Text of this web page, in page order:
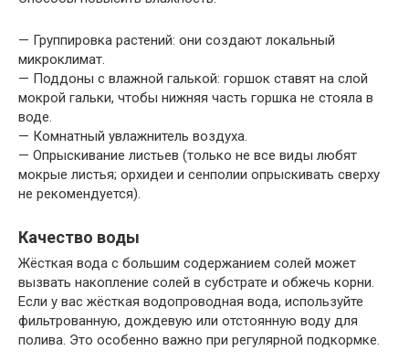
— Группировка растений: они создают локальный
микроклимат.
— Поддоны с влажной галькой: горшок ставят на слой
мокрой гальки, чтобы нижняя часть горшка не стояла в
воде.
— Комнатный увлажнитель воздуха.
— Опрыскивание листьев (только не все виды любят
мокрые листья; орхидеи и сенполии опрыскивать сверху
не рекомендуется).
Качество воды
Жёсткая вода с большим содержанием солей может
вызвать накопление солей в субстрате и обжечь корни.
Если у вас жёсткая водопроводная вода, используйте
фильтрованную, дождевую или отстоянную воду для
полива. Это особенно важно при регулярной подкормке.